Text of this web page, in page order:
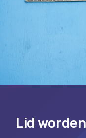
Lid worden